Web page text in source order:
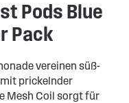
Pods Blue
Pack
vereinen süß-
prickelnder
Mesh Coil sorgt für